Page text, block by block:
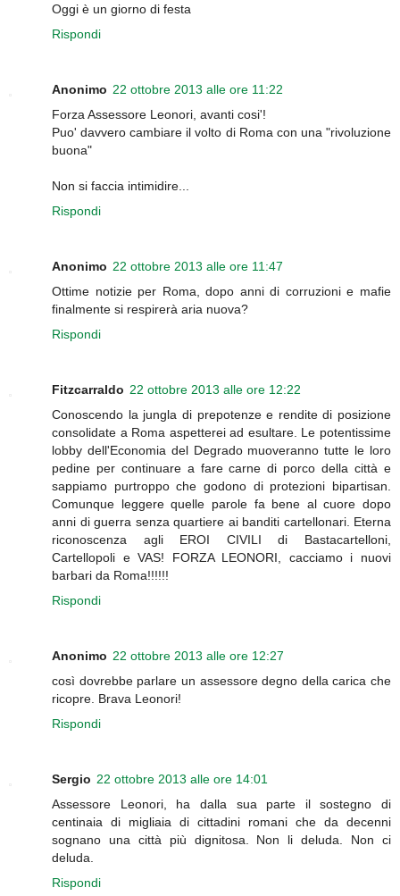
Oggi è un giorno di festa
Rispondi
Anonimo 22 ottobre 2013 alle ore 11:22
Forza Assessore Leonori, avanti cosi'!
Puo' davvero cambiare il volto di Roma con una "rivoluzione
buona"
Non si faccia intimidire...
Rispondi
Anonimo 22 ottobre 2013 alle ore 11:47
Ottime notizie per Roma, dopo anni di corruzioni e mafie
finalmente si respirerà aria nuova?
Rispondi
Fitzcarraldo 22 ottobre 2013 alle ore 12:22
Conoscendo la jungla di prepotenze e rendite di posizione
consolidate a Roma aspetterei ad esultare. Le potentissime
lobby dell'Economia del Degrado muoveranno tutte le loro
pedine per continuare a fare carne di porco della città e
sappiamo purtroppo che godono di protezioni bipartisan.
Comunque leggere quelle parole fa bene al cuore dopo
anni di guerra senza quartiere ai banditi cartellonari. Eterna
riconoscenza agli EROI CIVILI di Bastacartelloni,
Cartellopoli e VAS! FORZA LEONORI, cacciamo i nuovi
barbari da Roma!!!!!!
Rispondi
Anonimo 22 ottobre 2013 alle ore 12:27
così dovrebbe parlare un assessore degno della carica che
ricopre. Brava Leonori!
Rispondi
Sergio 22 ottobre 2013 alle ore 14:01
Assessore Leonori, ha dalla sua parte il sostegno di
centinaia di migliaia di cittadini romani che da decenni
sognano una città più dignitosa. Non li deluda. Non ci
deluda.
Rispondi